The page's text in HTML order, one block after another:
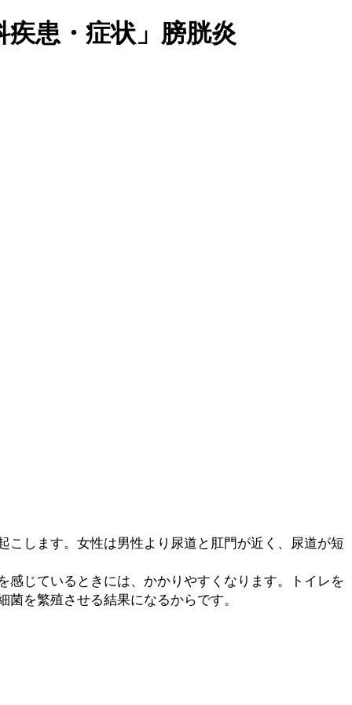
患・症状」膀胱炎
します。女性は男性より尿道と肛門が近く、尿道が短
じているときには、かかりやすくなります。トイレを
を繁殖させる結果になるからです。